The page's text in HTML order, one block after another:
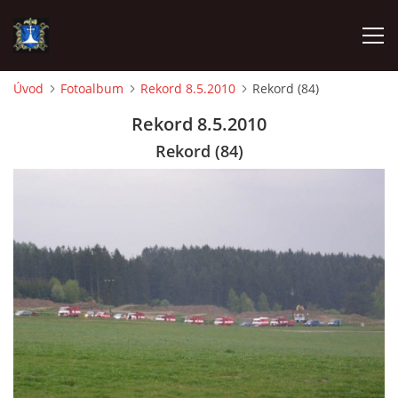
TECHNIKA
OZNAČENÍ HASIČSKÉ TECHNIKY
Úvod Fotoalbum Rekord 8.5.2010 Rekord (84)
Rekord 8.5.2010
Rekord (84)